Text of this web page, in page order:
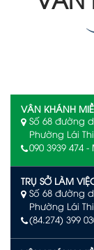
VÂN KHÁNH
Số 68 đường
Phường Lái
090 3939 474
TRỤ SỞ LÀM
Số 68 đường
Phường Lái
(84.274) 399